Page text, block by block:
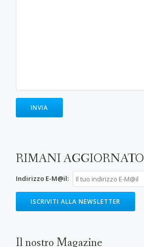
RIMANI AGGIORNATO
Indirizzo E-M@il:
Il nostro Magazine